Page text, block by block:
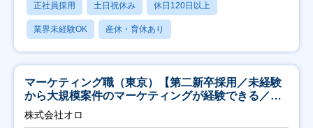
正社員採用 土日祝休み 休日120日以上
業界未経験OK 産休・育休あり
マーケティング職（東京）【第二新卒採用／未経験
から大規模案件のマーケティングが経験できる／研
修充実】
株式会社オロ